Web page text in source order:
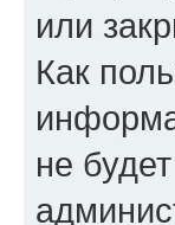
или
Как
не